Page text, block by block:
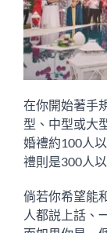
在你開始著手
型、中型或大
婚禮約100人
禮則是300人以
倘若你希望能
人都説上話、